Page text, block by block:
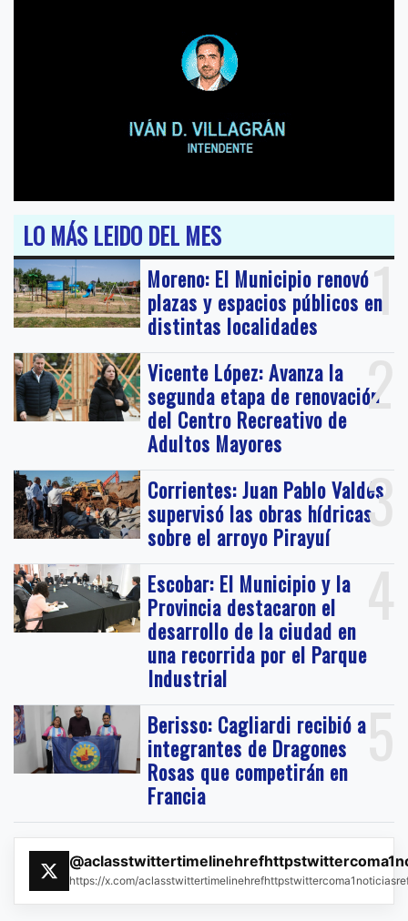
LO MÁS LEIDO DEL MES
1
Moreno: El Municipio renovó
plazas y espacios públicos en
distintas localidades
2
Vicente López: Avanza la
segunda etapa de renovación
del Centro Recreativo de
Adultos Mayores
3
Corrientes: Juan Pablo Valdés
supervisó las obras hídricas
sobre el arroyo Pirayuí
4
Escobar: El Municipio y la
Provincia destacaron el
desarrollo de la ciudad en
una recorrida por el Parque
Industrial
5
Berisso: Cagliardi recibió a
integrantes de Dragones
Rosas que competirán en
Francia
https://x.com/